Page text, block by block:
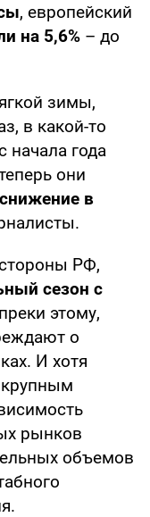
, европейский
на 5,6% – до
зимы,
в какой-то
начала года
они
в
РФ,
сезон с
этому,
о
И хотя
крупным
рынков
объемов